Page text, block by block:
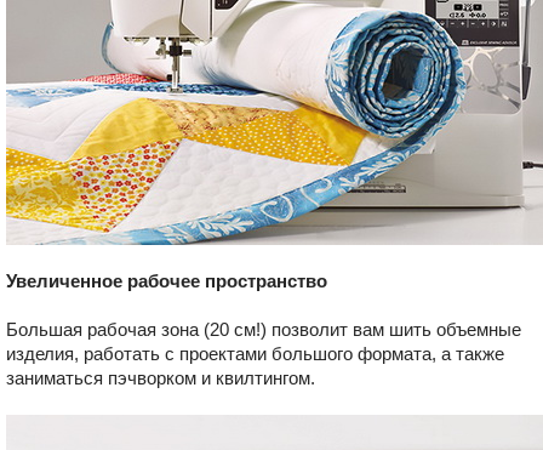
Увеличенное рабочее пространство
Большая рабочая зона (20 см!) позволит вам шить объемные
изделия, работать с проектами большого формата, а также
заниматься пэчворком и квилтингом.